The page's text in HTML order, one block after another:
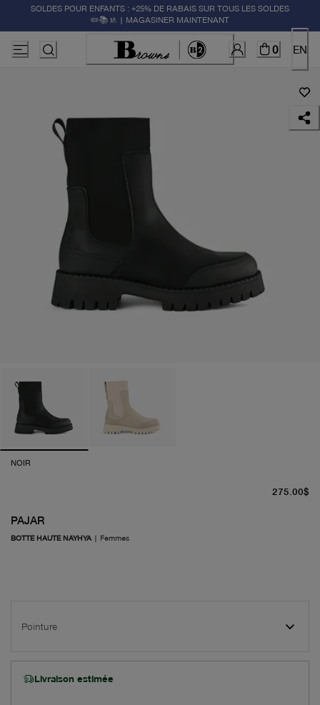
SOLDES POUR ENFANTS : +25% DE RABAIS SUR TOUS LES SOLDES
✏️📚🚸 | MAGASINER MAINTENANT
0 EN
NOIR
PAJAR
BOTTE HAUTE NAYHYA | Femmes
275.00$
Pointure
Livraison estimée